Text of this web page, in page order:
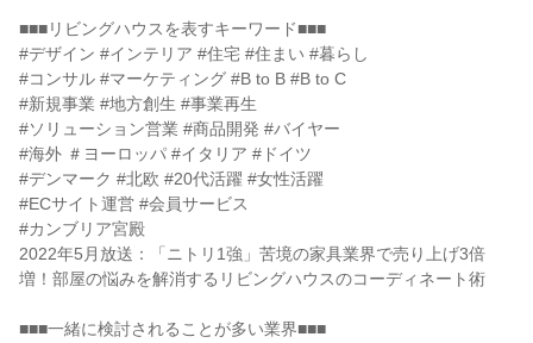
■■■リビングハウスを表すキーワード■■■
#デザイン #インテリア #住宅 #住まい #暮らし
#コンサル #マーケティング #B to B #B to C
#新規事業 #地方創生 #事業再生
#ソリューション営業 #商品開発 #バイヤー
#海外 ＃ヨーロッパ #イタリア #ドイツ
#デンマーク #北欧 #20代活躍 #女性活躍
#ECサイト運営 #会員サービス
#カンブリア宮殿
2022年5月放送：「ニトリ1強」苦境の家具業界で売り上げ3倍
増！部屋の悩みを解消するリビングハウスのコーディネート術
■■■一緒に検討されることが多い業界■■■